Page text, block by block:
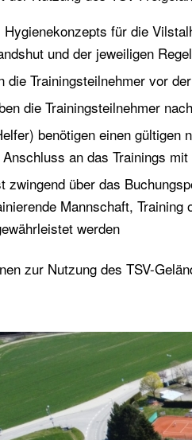
Hygienekonzepts für die
und der jeweiligen
die Trainingsteilnehmer vor
die Trainingsteilnehmer
benötigen einen
an das Trainings
zwingend über das
Mannschaft,
werden
zur Nutzung des TSV-